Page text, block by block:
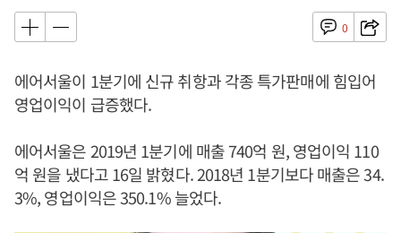
0
에어서울이 1분기에 신규 취항과 각종 특가판매에 힘입어
영업이익이 급증했다.
에어서울은 2019년 1분기에 매출 740억 원, 영업이익 110
억 원을 냈다고 16일 밝혔다. 2018년 1분기보다 매출은 34.
3%, 영업이익은 350.1% 늘었다.